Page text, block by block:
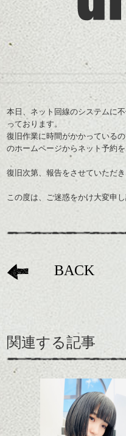
本日、ネット回線のシステムに
っております。
復旧作業に時間がかかっている
のホームページからネット予約
復旧次第、報告をさせていただき
この度は、ご迷惑をかけ大変申し
BACK
関連する記事